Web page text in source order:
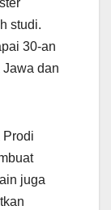
studi.
30-an
dan
Prodi
juga